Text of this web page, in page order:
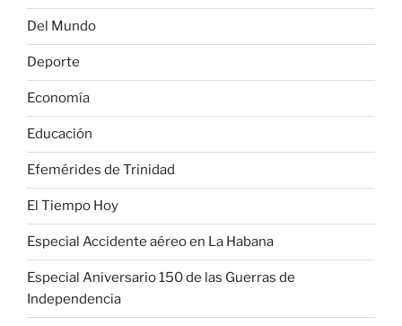
Del Mundo
Deporte
Economía
Educación
Efemérides de Trinidad
El Tiempo Hoy
Especial Accidente aéreo en La Habana
Especial Aniversario 150 de las Guerras de
Independencia